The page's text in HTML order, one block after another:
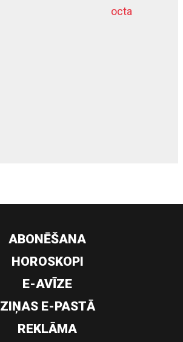
octa
dziļurbums
ABONĒŠANA
HOROSKOPI
E-AVĪZE
ZIŅAS E-PASTĀ
REKLĀMA